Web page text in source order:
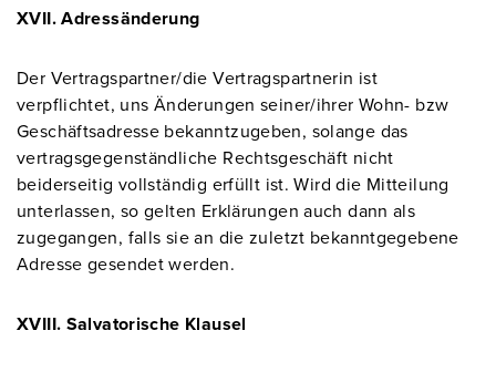
XVII. Adressänderung
Der Vertragspartner/die Vertragspartnerin ist
verpflichtet, uns Änderungen seiner/ihrer Wohn- bzw
Geschäftsadresse bekanntzugeben, solange das
vertragsgegenständliche Rechtsgeschäft nicht
beiderseitig vollständig erfüllt ist. Wird die Mitteilung
unterlassen, so gelten Erklärungen auch dann als
zugegangen, falls sie an die zuletzt bekanntgegebene
Adresse gesendet werden.
XVIII. Salvatorische Klausel